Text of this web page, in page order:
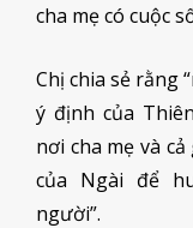
cha mẹ có cuộc
Chị chia sẻ rằng
ý định của
nơi cha mẹ và
của Ngài để
người”.